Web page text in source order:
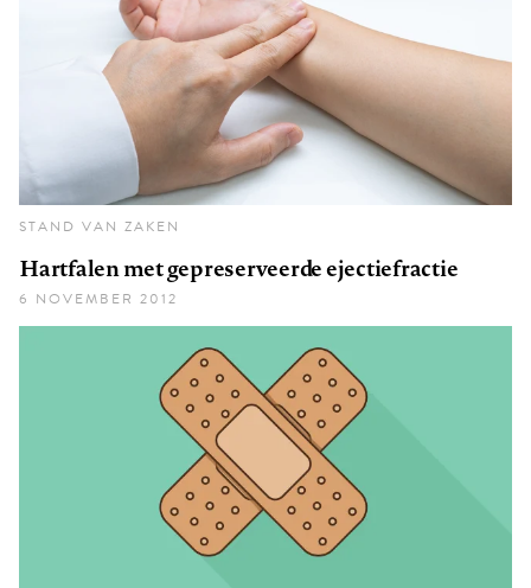
STAND VAN ZAKEN
Hartfalen met gepreserveerde ejectiefractie
6 NOVEMBER 2012